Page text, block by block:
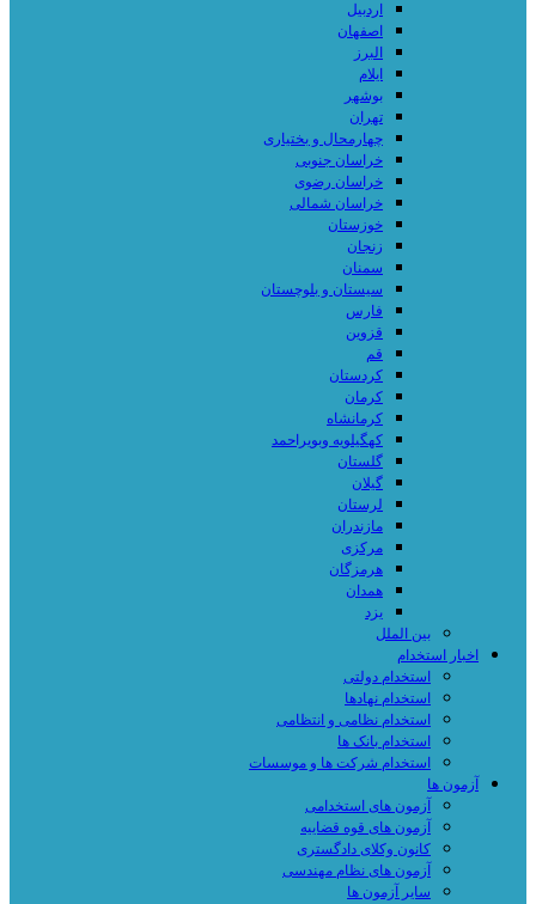
اردبیل
اصفهان
البرز
ایلام
بوشهر
تهران
چهارمحال و بختیاری
خراسان جنوبی
خراسان رضوی
خراسان شمالی
خوزستان
زنجان
سمنان
سیستان و بلوچستان
فارس
قزوین
قم
کردستان
کرمان
کرمانشاه
کهگیلویه وبویراحمد
گلستان
گیلان
لرستان
مازندران
مرکزی
هرمزگان
همدان
یزد
بین الملل
اخبار استخدام
استخدام دولتی
استخدام نهادها
استخدام نظامی و انتظامی
استخدام بانک ها
استخدام شرکت ها و موسسات
آزمون ها
آزمون های استخدامی
آزمون های قوه قضاییه
کانون وکلای دادگستری
آزمون های نظام مهندسی
سایر آزمون ها